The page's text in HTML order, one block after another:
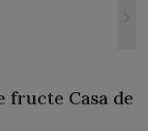
fructe Casa de